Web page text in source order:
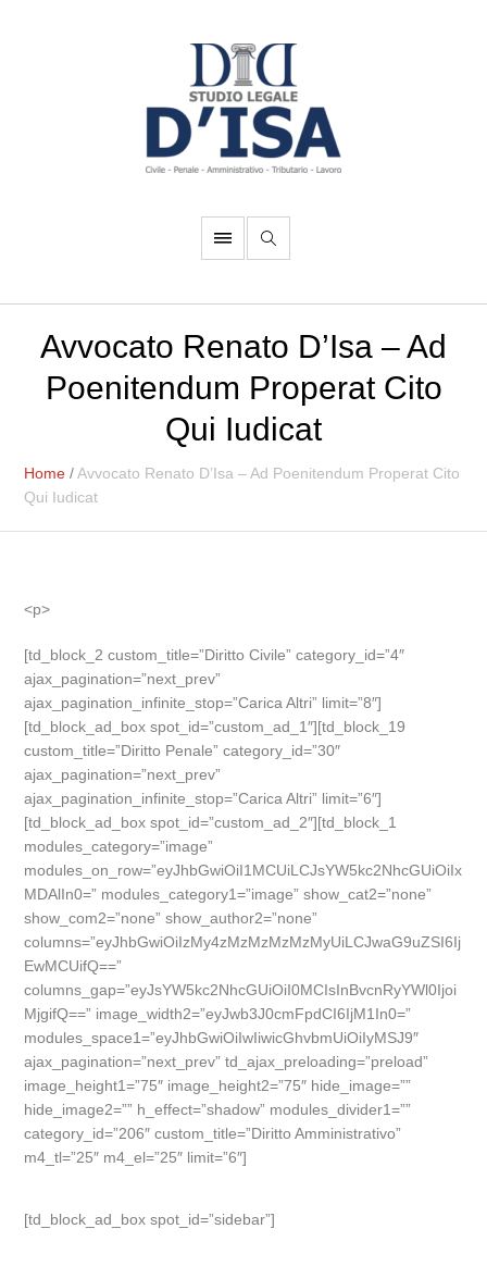
Avvocato Renato D’Isa – Ad
Poenitendum Properat Cito
Qui Iudicat
Home /Avvocato Renato D’Isa – Ad Poenitendum Properat Cito
Qui Iudicat
<p>
[td_block_2 custom_title=”Diritto Civile” category_id=”4″
ajax_pagination=”next_prev”
ajax_pagination_infinite_stop=”Carica Altri” limit=”8″]
[td_block_ad_box spot_id=”custom_ad_1″][td_block_19
custom_title=”Diritto Penale” category_id=”30″
ajax_pagination=”next_prev”
ajax_pagination_infinite_stop=”Carica Altri” limit=”6″]
[td_block_ad_box spot_id=”custom_ad_2″][td_block_1
modules_category=”image”
modules_on_row=”eyJhbGwiOiI1MCUiLCJsYW5kc2NhcGUiOiIx
MDAlIn0=” modules_category1=”image” show_cat2=”none”
show_com2=”none” show_author2=”none”
columns=”eyJhbGwiOiIzMy4zMzMzMzMzMyUiLCJwaG9uZSI6Ij
EwMCUifQ==”
columns_gap=”eyJsYW5kc2NhcGUiOiI0MCIsInBvcnRyYWl0Ijoi
MjgifQ==” image_width2=”eyJwb3J0cmFpdCI6IjM1In0=”
modules_space1=”eyJhbGwiOiIwIiwicGhvbmUiOiIyMSJ9″
ajax_pagination=”next_prev” td_ajax_preloading=”preload”
image_height1=”75″ image_height2=”75″ hide_image=””
hide_image2=”” h_effect=”shadow” modules_divider1=””
category_id=”206″ custom_title=”Diritto Amministrativo”
m4_tl=”25″ m4_el=”25″ limit=”6″]
[td_block_ad_box spot_id=”sidebar”]